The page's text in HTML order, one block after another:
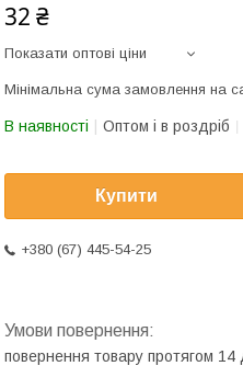
32 ₴
Показати оптові ціни
Мінімальна сума замовлення на
В наявності Оптом і в роздріб
Купити
+380 (67) 445-54-25
повернення товару протягом 14